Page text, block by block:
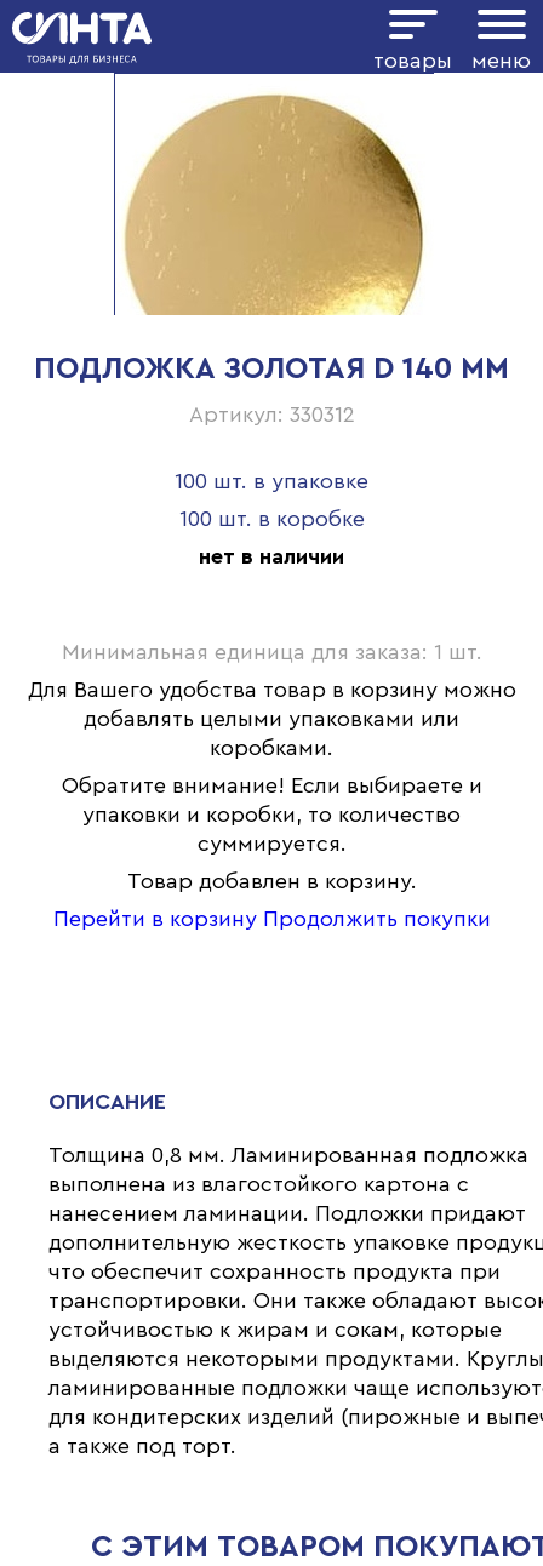
товары меню
ПОДЛОЖКА ЗОЛОТАЯ D 140 ММ
Артикул: 330312
100 шт. в упаковке
100 шт. в коробке
нет в наличии
Минимальная единица для заказа: 1 шт.
Для Вашего удобства товар в корзину можно
добавлять целыми упаковками или
коробками.
Обратите внимание! Если выбираете и
упаковки и коробки, то количество
суммируется.
Товар добавлен в корзину.
Перейти в корзину Продолжить покупки
ОПИСАНИЕ
Толщина 0,8 мм. Ламинированная подложка
выполнена из влагостойкого картона с
нанесением ламинации. Подложки придают
дополнительную жесткость упаковке
что обеспечит сохранность продукта при
транспортировки. Они также обладают
устойчивостью к жирам и сокам, которые
выделяются некоторыми продуктами.
ламинированные подложки чаще
для кондитерских изделий (пирожные и
а также под торт.
С ЭТИМ ТОВАРОМ